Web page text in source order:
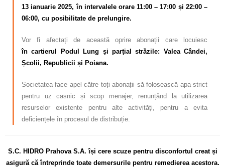
13 ianuarie 2025, în intervalele orare 11:00 – 17:00 și 22:00 –
06:00, cu posibilitate de prelungire.
Vor fi afectați de această oprire abonații care locuiesc
încartierul Podul Lung și parțial străzile: Valea Cândei,
Școlii, Republicii și Poiana.
Societatea face apel către toți abonații să folosească apa strict
pentru uz casnic și scop menajer, renunțând la utilizarea
resurselor existente pentru alte activități, pentru a evita
deficiențele în procesul de distribuție.
S.C. HIDRO Prahova S.A. își cere scuze pentru disconfortul creat și
asigură că întreprinde toate demersurile pentru remedierea acestora.